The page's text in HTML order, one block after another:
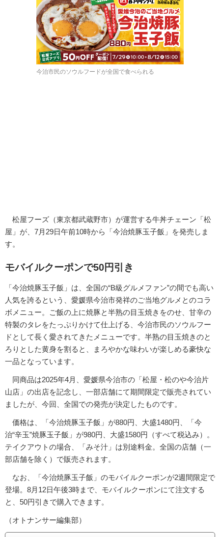
今治市民のソウルフードが全国で食べられる
松屋フーズ（東京都武蔵野市）が運営する牛丼チェーン「松
屋」が、7月29日午前10時から「今治焼豚玉子飯」を発売しま
す。
モバイルクーポンで50円引き
「今治焼豚玉子飯」は、全国の“B級グルメファン”の間でも高い
人気を誇るという、愛媛県今治市発祥のご当地グルメとのコラ
ボメニュー。ご飯の上に焼豚と半熟の目玉焼きをのせ、甘辛の
特製のタレをたっぷりかけて仕上げる、今治市民のソウルフー
ドとして長く愛されてきたメニューです。半熟の目玉焼きのと
ろりとした黄身を割ると、まろやかな味わいが楽しめる豪快な
一品となっています。
同商品は2025年4月、愛媛県今治市の「松屋・松のや今治片
山店」の出店を記念し、一部店舗にて期間限定で販売されてい
ましたが、今回、全国での発売が決定したものです。
価格は、「今治焼豚玉子飯」が880円、大盛1480円、「今
治“辛玉”焼豚玉子飯」が980円、大盛1580円（すべて税込み）。
テイクアウトの場合、「みそ汁」は別途料金。全国の店舗（一
部店舗を除く）で販売されます。
なお、「今治焼豚玉子飯」のモバイルクーポンが2週間限定で
登場。8月12日午後3時まで、モバイルクーポンにて注文する
と、50円引きで購入できます。
（オトナンサー編集部）